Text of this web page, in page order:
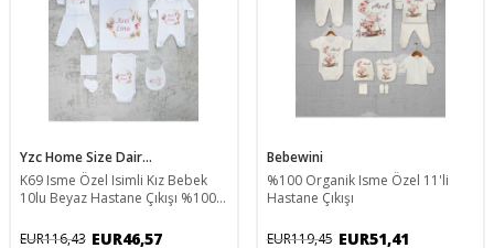
Yzc Home Size Dair...
K69 Isme Özel Isimli Kız Bebek
10lu Beyaz Hastane Çıkışı %100
EUR116,43 EUR46,57
Bebewini
%100 Organik Isme Özel 11'li
Hastane Çıkışı
EUR119,45 EUR51,41